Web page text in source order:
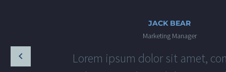
JACK BEAR
Marketing Manager
Lorem ipsum dolor sit amet,